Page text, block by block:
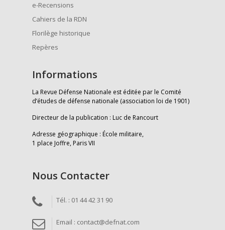
e-Recensions
Cahiers de la RDN
Florilège historique
Repères
Informations
La Revue Défense Nationale est éditée par le Comité
d’études de défense nationale (association loi de 1901)
Directeur de la publication : Luc de Rancourt
Adresse géographique : École militaire,
1 place Joffre, Paris VII
Nous Contacter
Tél. : 01 44 42 31 90
Email : contact@defnat.com